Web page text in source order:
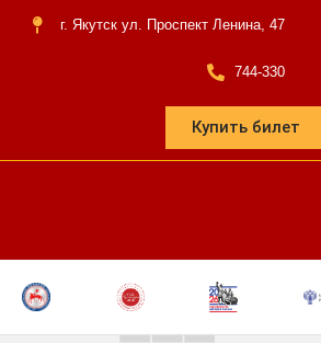
г. Якутск ул. Проспект Ленина, 47
744-330
Купить билет